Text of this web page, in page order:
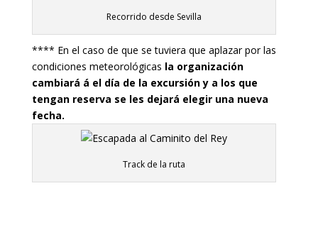
Recorrido desde Sevilla
**** En el caso de que se tuviera que aplazar por las
condiciones meteorológicas la organización
cambiará á el día de la excursión y a los que
tengan reserva se les dejará elegir una nueva
fecha.
Track de la ruta